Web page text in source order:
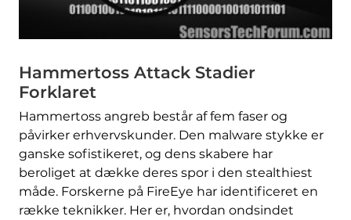
Hammertoss Attack Stadier
Forklaret
Hammertoss angreb består af fem faser og
påvirker erhvervskunder. Den malware stykke er
ganske sofistikeret, og dens skabere har
beroliget at dække deres spor i den stealthiest
måde. Forskerne på FireEye har identificeret en
række teknikker. Her er, hvordan ondsindet